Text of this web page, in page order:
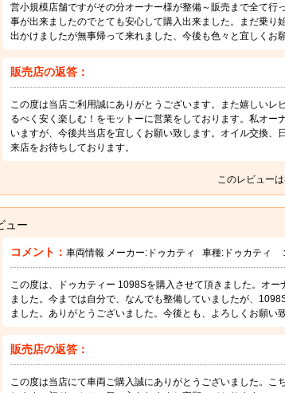
営小規模店舗ですがその分オーナー様が整備～販売まで全て行
事が出来ましたのでとても安心して購入出来ました。まだ乗り
出かけましたが無事帰って来れました、今後も色々と宜しくお
販売店の返答：
この度は当店ご利用誠にありがとうございます。また嬉しいレ
るべく安く楽しむ！をモットーに営業をしております。私オ
いますが、今後共当店を宜しくお願い致します。オイル交換
来店をお待ちしております。
このレビュー
ュー
コメント： 車両情報 メーカー: ドゥカティ 車種: ドゥカティ
この度は、ドゥカティー 1098Sを購入させて頂きました。オ
ました。今までは自分で、なんでも整備していましたが、
ました。ありがとうございました。今後とも、よろしくお願い
販売店の返答：
この度は当店にて車両ご購入誠にありがとうございました。